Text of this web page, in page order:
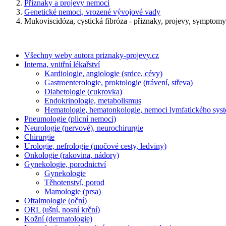
Příznaky a projevy nemocí
Genetické nemoci, vrozené vývojové vady
Mukoviscidóza, cystická fibróza - přiznaky, projevy, symptomy
Všechny weby autora priznaky-projevy.cz
Interna, vnitřní lékařství
Kardiologie, angiologie (srdce, cévy)
Gastroenterologie, proktologie (trávení, střeva)
Diabetologie (cukrovka)
Endokrinologie, metabolismus
Hematologie, hematonkologie, nemoci lymfatického
Pneumologie (plicní nemoci)
Neurologie (nervové), neurochirurgie
Chirurgie
Urologie, nefrologie (močové cesty, ledviny)
Onkologie (rakovina, nádory)
Gynekologie, porodnictví
Gynekologie
Těhotenství, porod
Mamologie (prsa)
Oftalmologie (oční)
ORL (ušní, nosní krční)
Kožní (dermatologie)